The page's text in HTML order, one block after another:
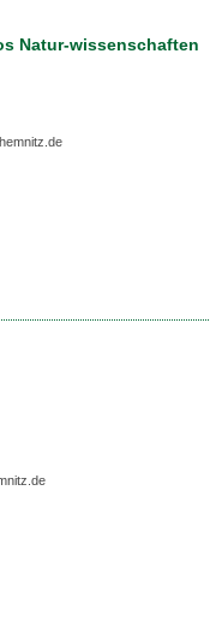
Natur-wissenschaften